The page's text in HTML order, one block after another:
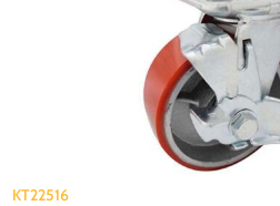
KT22516